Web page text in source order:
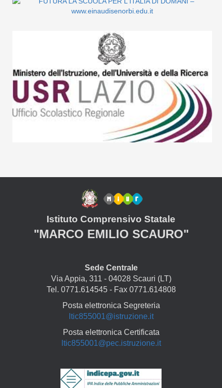
Istituto Comprensivo Statale
"MARCO EMILIO SCAURO"
Sede Centrale
Via Appia, 311 - 04028 Scauri (LT)
Tel. 0771.614545 - Fax 0771.614808
Posta elettronica Segreteria
ltic855001@istruzione.it
Posta elettronica Certificata
ltic855001@pec.istruzione.it